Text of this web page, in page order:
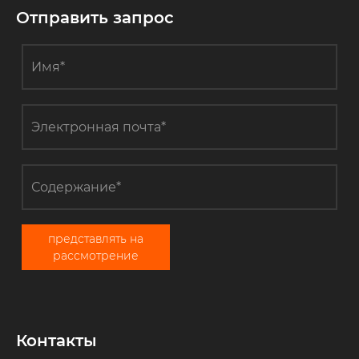
измерения
температуры?
Отправить запрос
представлять на
рассмотрение
Контакты